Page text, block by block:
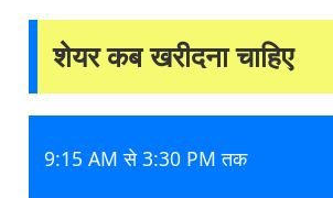
शेयर कब खरीदना चाहिए
9:15 AM से 3:30 PM तक